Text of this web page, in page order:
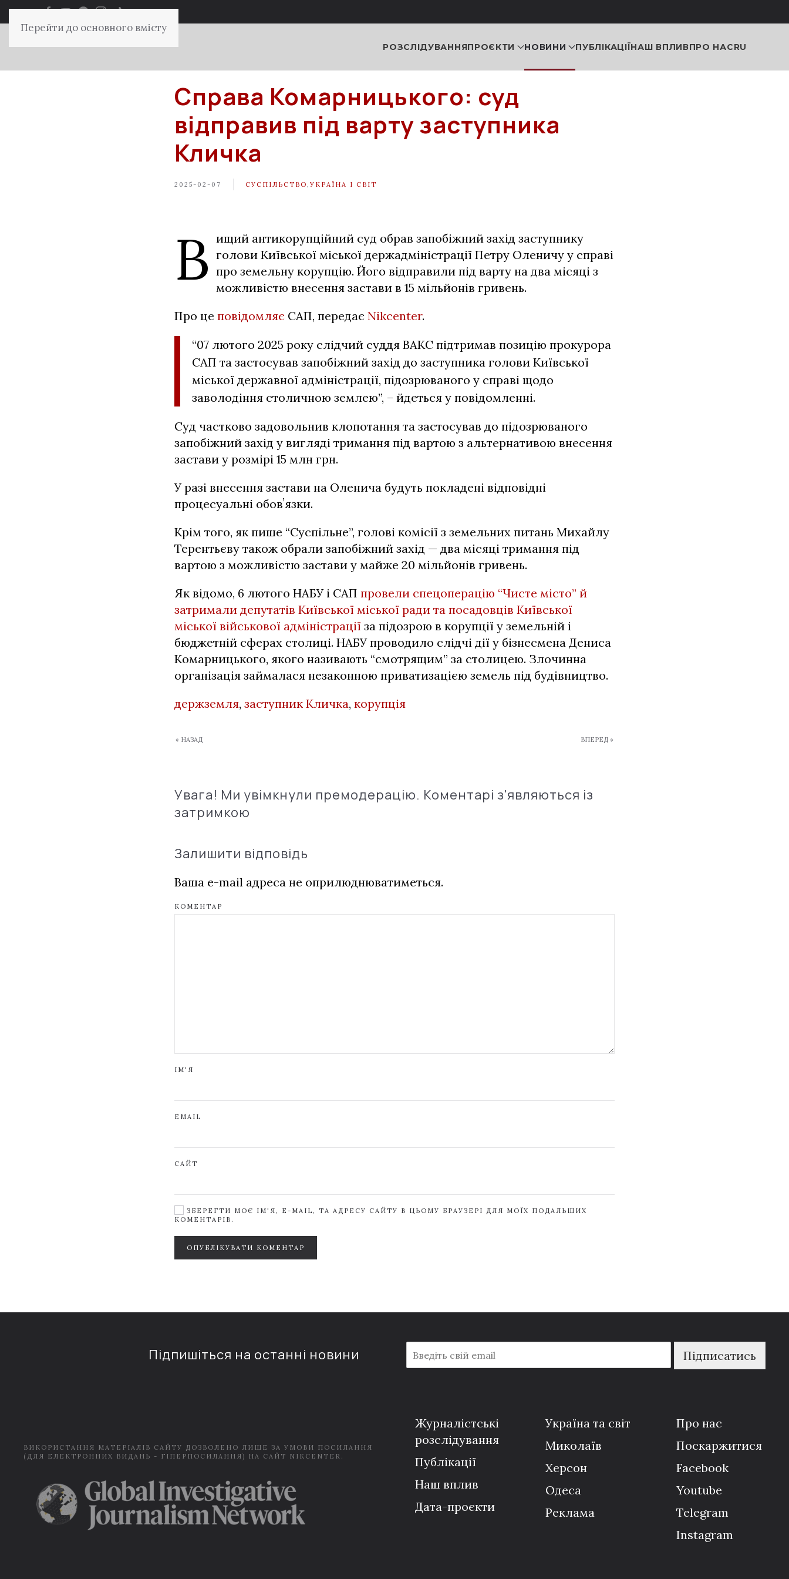
Перейти до основного вмісту
РОЗСЛІДУВАННЯПРОЄКТИ НОВИНИ ПУБЛІКАЦІЇНАШ ВПЛИВПРО НАСRU
Справа Комарницького: суд
відправив під варту заступника
Кличка
2025-02-07 СУСПІЛЬСТВО УКРАЇНА І СВІТ
В ищий антикорупційний суд обрав запобіжний захід заступнику
голови Київської міської держадміністрації Петру Оленичу у справі
про земельну корупцію. Його відправили під варту на два місяці з
можливістю внесення застави в 15 мільйонів гривень.
Про це повідомляє САП, передає Nikcenter.
“07 лютого 2025 року слідчий суддя ВАКС підтримав позицію прокурора
САП та застосував запобіжний захід до заступника голови Київської
міської державної адміністрації, підозрюваного у справі щодо
заволодіння столичною землею”, – йдеться у повідомленні.
Суд частково задовольнив клопотання та застосував до підозрюваного
запобіжний захід у вигляді тримання під вартою з альтернативою внесення
застави у розмірі 15 млн грн.
У разі внесення застави на Оленича будуть покладені відповідні
процесуальні обовʼязки.
Крім того, як пише “Суспільне”, голові комісії з земельних питань Михайлу
Терентьєву також обрали запобіжний захід — два місяці тримання під
вартою з можливістю застави у майже 20 мільйонів гривень.
Як відомо, 6 лютого НАБУ і САП провели спецоперацію “Чисте місто” й
затримали депутатів Київської міської ради та посадовців Київської
міської військової адміністрації за підозрою в корупції у земельній і
бюджетній сферах столиці. НАБУ проводило слідчі дії у бізнесмена Дениса
Комарницького, якого називають “смотрящим” за столицею. Злочинна
організація займалася незаконною приватизацією земель під будівництво.
держземля, заступник Кличка, корупція
« НАЗАД ВПЕРЕД »
Увага! Ми увімкнули премодерацію. Коментарі з'являються із
затримкою
Залишити відповідь
Ваша e-mail адреса не оприлюднюватиметься.
КОМЕНТАР
ІМ'Я
EMAIL
САЙТ
ЗБЕРЕГТИ МОЄ ІМ'Я, E-MAIL, ТА АДРЕСУ САЙТУ В ЦЬОМУ БРАУЗЕРІ ДЛЯ МОЇХ ПОДАЛЬШИХ
КОМЕНТАРІВ.
ОПУБЛІКУВАТИ КОМЕНТАР
Підпишіться на останні новини
m
a
Підписатись
ВИКОРИСТАННЯ МАТЕРІАЛІВ САЙТУ ДОЗВОЛЕНО ЛИШЕ ЗА УМОВИ ПОСИЛАННЯ
(ДЛЯ ЕЛЕКТРОННИХ ВИДАНЬ - ГІПЕРПОСИЛАННЯ) НА САЙТ NIKCENTER.
Журналістські
розслідування
Публікації
Наш вплив
Дата-проєкти
Україна та світ
Миколаїв
Херсон
Одеса
Реклама
Про нас
Поскаржитися
Facebook
Youtube
Telegram
Instagram